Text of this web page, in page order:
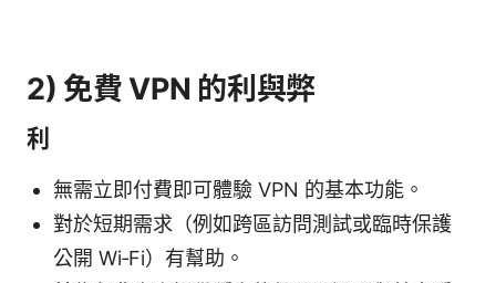
2) 免費 VPN 的利與弊
利
無需立即付費即可體驗 VPN 的基本功能。
對於短期需求（例如跨區訪問測試或臨時保護
公開 Wi‑Fi）有幫助。